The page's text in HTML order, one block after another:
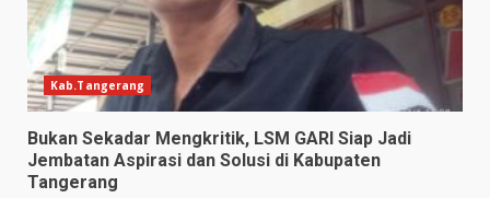
Kab.Tangerang
Bukan Sekadar Mengkritik, LSM GARI Siap Jadi
Jembatan Aspirasi dan Solusi di Kabupaten
Tangerang